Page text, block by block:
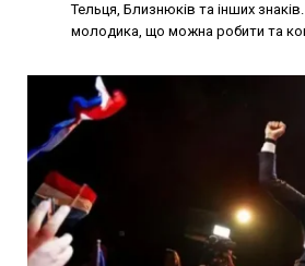
Тельця, Близнюків та інших
молодика, що можна робити та